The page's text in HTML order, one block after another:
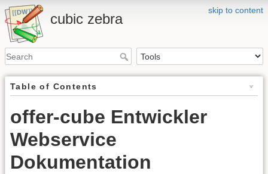
skip to content
cubic zebra
Table of Contents
offer-cube Entwickler
Webservice
Dokumentation